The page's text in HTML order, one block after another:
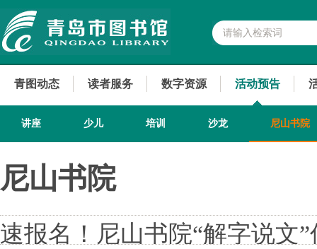
青图动态 读者服务 数字资源 活动预告
讲座 少儿 培训 沙龙 尼山书院
尼山书院
速报名！尼山书院“解字说文